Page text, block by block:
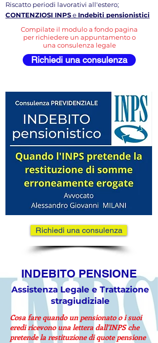
Riscatto periodi lavorativi all'estero;
CONTENZIOSI INPSe Indebiti pensionistici
Compilate il modulo a fondo pagina
per richiedere un appuntamento o
una consulenza legale
Richiedi una consulenza
Richiedi una consulenza
INDEBITO PENSIONE
Assistenza Legale e Trattazione
stragiudiziale
Cosa fare quando un pensionato o i suoi
eredi ricevono una lettera dall'INPS che
pretende la restituzione di quote pensione